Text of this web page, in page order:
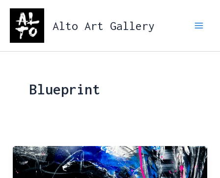
Aller
contenu
Alto Art Gallery
Blueprint